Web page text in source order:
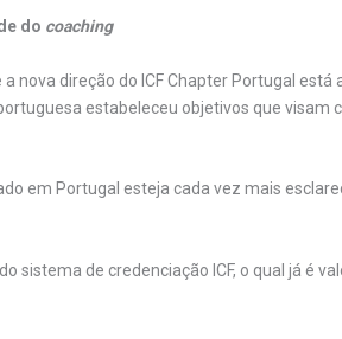
do coaching
nova direção do ICF Chapter Portugal está
estabeleceu objetivos que visam
em Portugal esteja cada vez mais
sistema de credenciação ICF, o qual já é